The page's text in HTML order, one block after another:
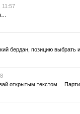
11:57
бердан, позицию выбрать
открытым текстом…